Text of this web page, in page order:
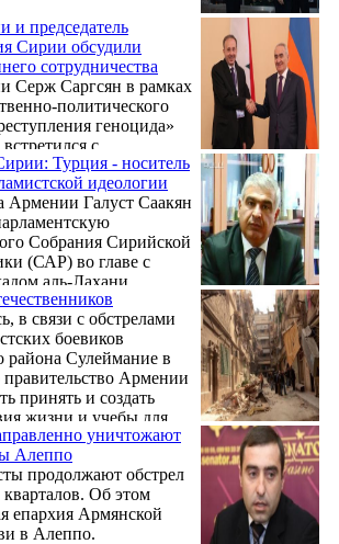
и председатель
Сирии обсудили
сотрудничества
Серж Саргсян в рамках
политического
геноцида»
с
собрания Сирии
аль-Лахами. Об
служба главы
Турция - носитель
идеологии
Армении Галуст Саакян
Собрания Сирийской
(САР) во главе с
аль-Лахани,
для участия в
100-й
армян.
в связи с обстрелами
боевиков
района Сулеймание в
Армении
принять и создать
жизни и учебы для
в Армению
детей.
уничтожают
Алеппо
продолжают обстрел
Об этом
епархия Армянской
в Алеппо.